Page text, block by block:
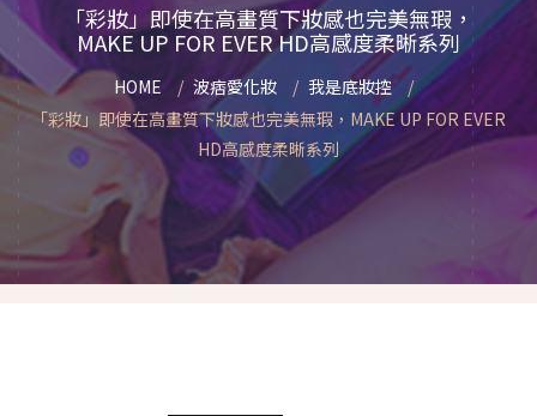
「彩妝」即使在高畫質下妝感也完美無瑕，
MAKE UP FOR EVER HD高感度柔晰系列
HOME 波痞愛化妝
我是底妝控
「彩妝」即使在高畫質下妝感也完美無瑕，MAKE UP FOR EVER
HD高感度柔晰系列